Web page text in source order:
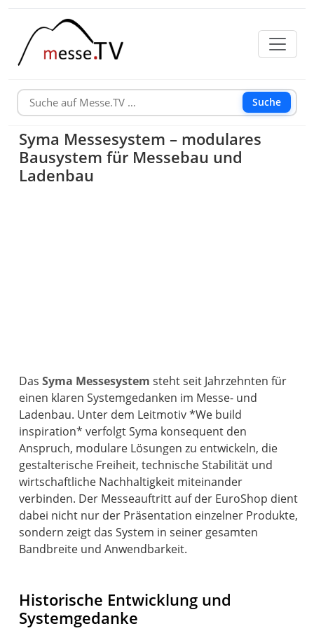
Suche
Syma Messesystem – modulares
Bausystem für Messebau und
Ladenbau
DasSyma Messesystem steht seit Jahrzehnten für
einen klaren Systemgedanken im Messe- und
Ladenbau. Unter dem Leitmotiv *We build
inspiration* verfolgt Syma konsequent den
Anspruch, modulare Lösungen zu entwickeln, die
gestalterische Freiheit, technische Stabilität und
wirtschaftliche Nachhaltigkeit miteinander
verbinden. Der Messeauftritt auf der EuroShop dient
dabei nicht nur der Präsentation einzelner Produkte,
sondern zeigt das System in seiner gesamten
Bandbreite und Anwendbarkeit.
Historische Entwicklung und
Systemgedanke